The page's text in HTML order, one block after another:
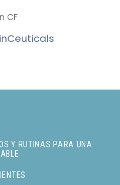
Y RUTINAS PARA UNA